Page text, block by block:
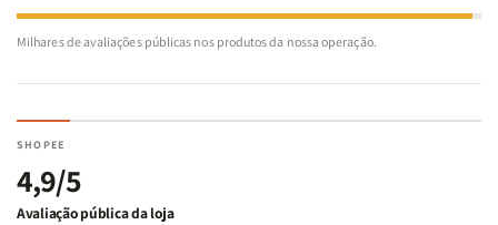
Milhares de avaliações públicas nos produtos da nossa operação.
SHOPEE
4,9/5
Avaliação pública da loja